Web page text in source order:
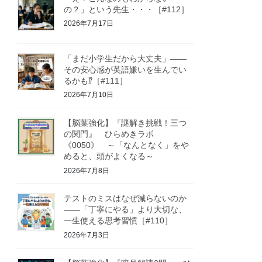
の？」という先生・・・［#112］
2026年7月17日
「まだ小学生だから大丈夫」——
その安心感が英語嫌いを生んでい
るかも⁉［#111］
2026年7月10日
【脳葉強化】『謎解き挑戦！三つ
の関門』 ひらめきラボ
《0050》 ～「なんとなく」をや
めると、頭がよくなる～
2026年7月8日
テストのミスはなぜ減らないのか
——「丁寧にやる」より大切な、
一生使える思考習慣［#110］
2026年7月3日